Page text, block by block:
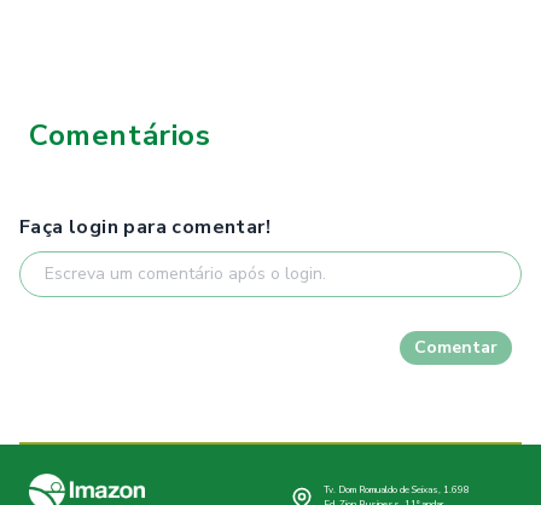
Comentários
Faça login para comentar!
Comentar
Tv. Dom Romualdo de Seixas, 1.698